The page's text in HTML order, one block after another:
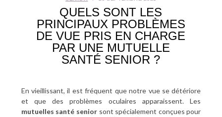
QUELS SONT LES
PRINCIPAUX PROBLÈMES
DE VUE PRIS EN CHARGE
PAR UNE MUTUELLE
SANTÉ SENIOR ?
En vieillissant, il est fréquent que notre vue se détériore
et que des problèmes oculaires apparaissent. Les
mutuelles santé seniorsont spécialement conçues pour